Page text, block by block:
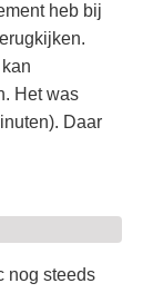
heb bij
Het was
Daar
nog steeds